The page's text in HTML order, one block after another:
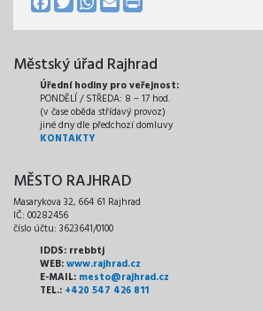
Městský úřad Rajhrad
Úřední hodiny pro veřejnost:
PONDĚLÍ / STŘEDA: 8 – 17 hod.
(v čase oběda střídavý provoz)
jiné dny dle předchozí domluvy
KONTAKTY
MĚSTO RAJHRAD
Masarykova 32, 664 61 Rajhrad
IČ: 00282456
číslo účtu: 3623641/0100
IDDS: rrebbtj
WEB:www.rajhrad.cz
E-MAIL: mesto@rajhrad.cz
TEL.: +420 547 426 811